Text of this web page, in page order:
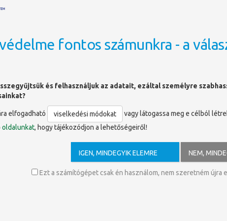
OLDALTÉRKÉP
adatbázis. A folyóiratok többségét tekintélyes nemzetközi
a társadalomtudományok és a bölcsészettudományok teljes
évfolyamtól kezdve.
lehetőség van egyszerű és összetett keresésre az összes
valamint jegyzeteket fűzni hozzá, majd letölteni a cikket.
fontos számunkra - a
és felhasználjuk az adatait, ezáltal személyre
elfogadható viselkedési módokat
vagy látogassa meg e célból
oldalunkat, hogy tájékozódjon a lehetőségeiről!
IGEN, MINDEGYIK ELEMRE NEM,
Ezt a számítógépet csak én használom, nem szeretném újra